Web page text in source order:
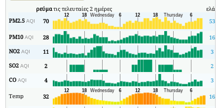
ρεύματις τελευταίες 2 ημέρες ελάχ
PM2.5AQI 70 53
PM10AQI 28
16
NO2AQI 11
3
SO2AQI 2
2
COAQI 4 3
Temp 32 16